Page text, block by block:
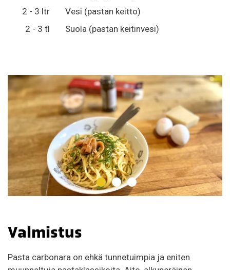
2 - 3 ltr
Vesi (pastan keitto)
2 - 3 tl
Suola (pastan keitinvesi)
Valmistus
Pasta carbonara on ehkä tunnetuimpia ja eniten